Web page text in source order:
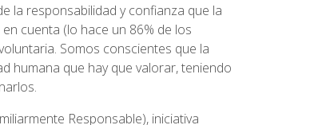
la responsabilidad y confianza que la
cuenta (lo hace un 86% de los
Somos conscientes que la
humana que hay que valorar, teniendo
Responsable), iniciativa